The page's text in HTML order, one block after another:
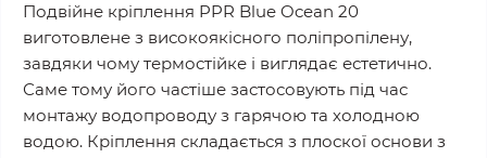
Подвійне кріплення PPR Blue Ocean 20
виготовлене з високоякісного поліпропілену,
завдяки чому термостійке і виглядає естетично.
Саме тому його частіше застосовують під час
монтажу водопроводу з гарячою та холодною
водою. Кріплення складається з плоскої основи з